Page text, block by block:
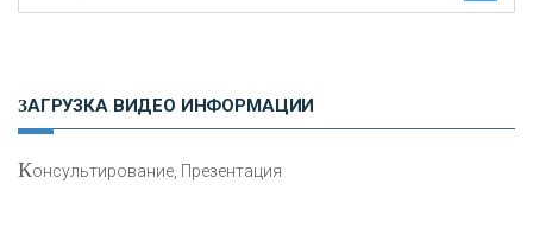
ЗАГРУЗКА ВИДЕО ИНФОРМАЦИИ
Консультирование, Презентация